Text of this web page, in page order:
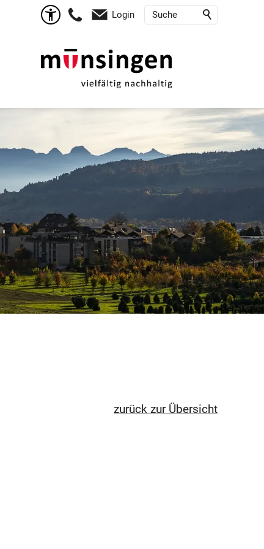
Login
zurück zur Übersicht